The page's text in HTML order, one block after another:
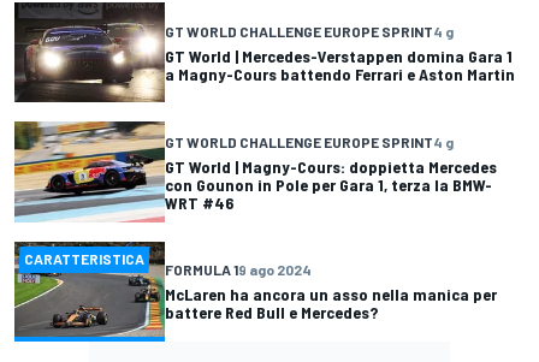
GT WORLD CHALLENGE EUROPE SPRINT4 g
GT World | Mercedes-Verstappen domina Gara 1
a Magny-Cours battendo Ferrari e Aston Martin
GT WORLD CHALLENGE EUROPE SPRINT4 g
GT World | Magny-Cours: doppietta Mercedes
con Gounon in Pole per Gara 1, terza la BMW-
WRT #46
CARATTERISTICA
FORMULA 19 ago 2024
McLaren ha ancora un asso nella manica per
battere Red Bull e Mercedes?